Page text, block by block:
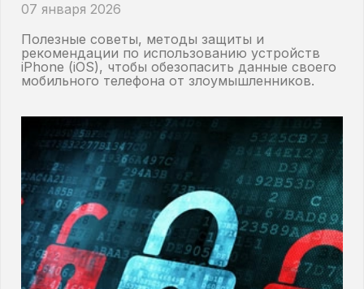
07 января 2026
Полезные советы, методы защиты и
рекомендации по использованию устройств
iPhone (iOS), чтобы обезопасить данные своего
мобильного телефона от злоумышленников.